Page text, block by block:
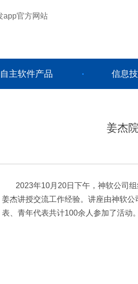
app官方网站
自主软件产品 信息
姜杰
2023年10月20日下午，神软公司
姜杰讲授交流工作经验。讲座由神软
表、青年代表共计100余人参加了活动